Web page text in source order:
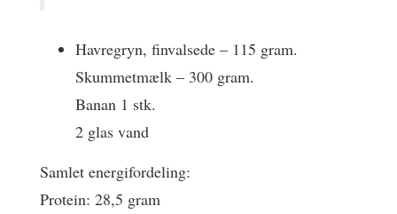
Havregryn, finvalsede – 115 gram.
Skummetmælk – 300 gram.
Banan 1 stk.
2 glas vand
Samlet energifordeling:
Protein: 28,5 gram